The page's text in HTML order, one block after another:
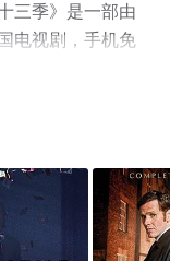
三季》是一部由
电视剧，手机免
星辰影视，更多